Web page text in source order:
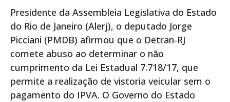
Presidente da Assembleia Legislativa do Estado
do Rio de Janeiro (Alerj), o deputado Jorge
Picciani (PMDB) afirmou que o Detran-RJ
comete abuso ao determinar o não
cumprimento da Lei Estadual 7.718/17, que
permite a realização de vistoria veicular sem o
pagamento do IPVA. O Governo do Estado